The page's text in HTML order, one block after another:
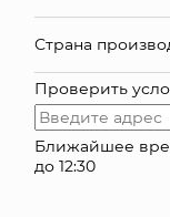
Страна
Проверить
Ближайшее
до 12:30